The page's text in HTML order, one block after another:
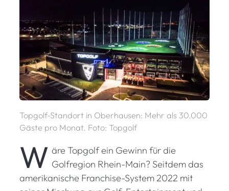
Topgolf-Standort in Oberhausen: Mehr als 30.000
Gäste pro Monat. Foto: Topgolf
W äre Topgolf ein Gewinn für die
Golfregion Rhein-Main? Seitdem das
amerikanische Franchise-System 2022 mit